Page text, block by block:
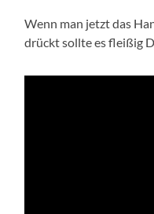
Wenn man jetzt das
drückt sollte es fleißig